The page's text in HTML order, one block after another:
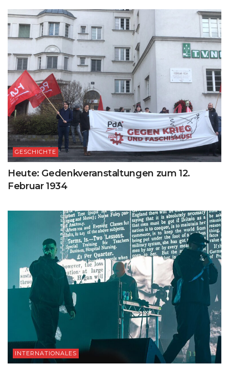
GESCHICHTE
Heute: Gedenkveranstaltungen zum 12.
Februar 1934
INTERNATIONALES